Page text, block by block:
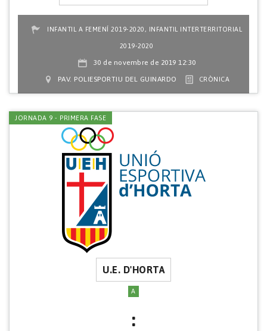
INFANTIL A FEMENÍ 2019-2020 , INFANTIL INTERTERRITORIAL
2019-2020
30 de novembre de 2019 12:30
PAV. POLIESPORTIU DEL GUINARDO
CRÒNICA
JORNADA 9 - PRIMERA FASE
U.E. D'HORTA
A
: